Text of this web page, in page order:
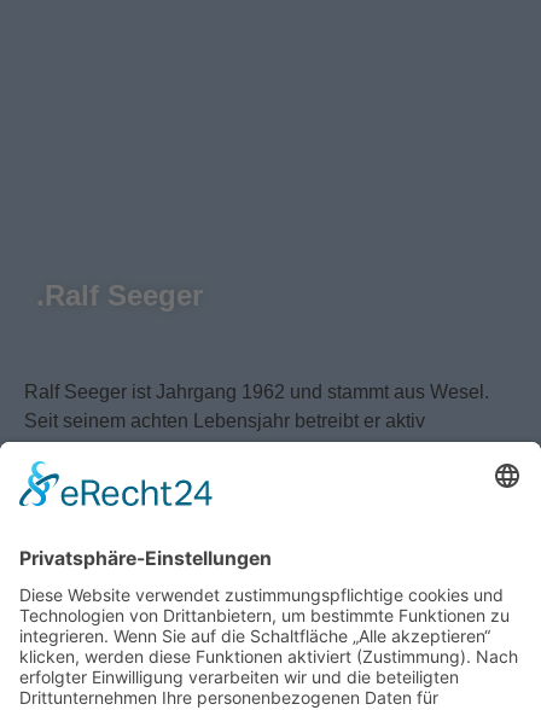
.Ralf Seeger
Ralf Seeger ist Jahrgang 1962 und stammt aus Wesel.
Seit seinem achten Lebensjahr betreibt er aktiv
sogar im Gefängnis. Heute schaut er auf eine langjährige
Erfahrung im Bereich Security und Inkasso zurück, ist
Profisportler im Boxen, Kickboxen und Freefight bekannt,
war er später Schauspieler, Stuntman und Betreuer
straffällig gewordener Jugendlicher. Jetzt steht er als
einer der bekanntesten Tierschützer im Fokus der
Öffentlichkeit. Mit seiner Organisation „Helden für Tiere“